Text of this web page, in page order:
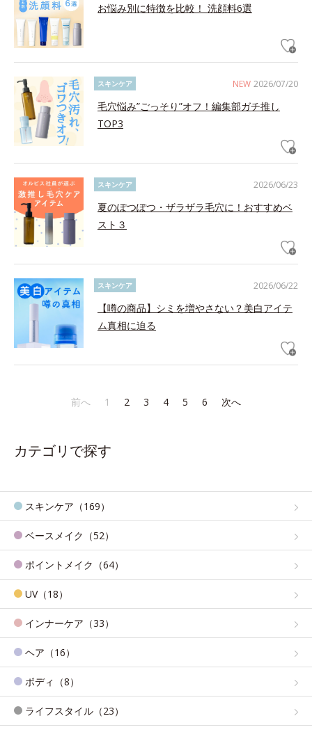
お悩み別に特徴を比較！ 洗顔料6選
NEW 2026/07/20
スキンケア
毛穴悩み”ごっそり”オフ！編集部ガチ推し
TOP3
2026/06/23
スキンケア
夏のぽつぽつ・ザラザラ毛穴に！おすすめベ
スト３
2026/06/22
スキンケア
【噂の商品】シミを増やさない？美白アイテ
ム真相に迫る
前へ 1 2 3 4 5 6 次へ
カテゴリで探す
スキンケア（169）
ベースメイク（52）
ポイントメイク（64）
UV（18）
インナーケア（33）
ヘア（16）
ボディ（8）
ライフスタイル（23）